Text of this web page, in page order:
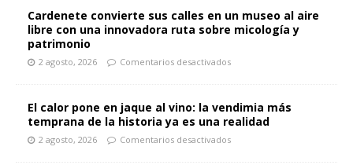
Cardenete convierte sus calles en un museo al aire
libre con una innovadora ruta sobre micología y
patrimonio
2 agosto, 2026 Comentarios desactivados
El calor pone en jaque al vino: la vendimia más
temprana de la historia ya es una realidad
2 agosto, 2026 Comentarios desactivados